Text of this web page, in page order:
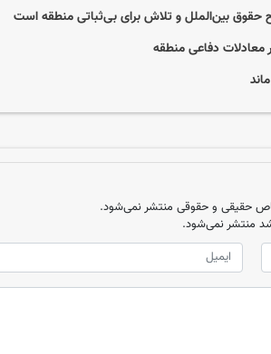
حقوق بین‌الملل و تلاش برای بی‌ثباتی منطقه است
معادلات دفاعی منطقه
حقیقی و حقوقی منتشر نمی‌شود.
منتشر نمی‌شود.